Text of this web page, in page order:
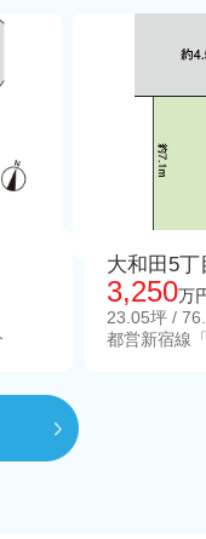
大和田5
3,250万
23.05坪 /
都営新宿線